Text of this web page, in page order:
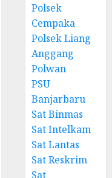
Polsek
Cempaka
Polsek Liang
Anggang
Polwan
PSU
Banjarbaru
Sat Binmas
Sat Intelkam
Sat Lantas
Sat Reskrim
Sat